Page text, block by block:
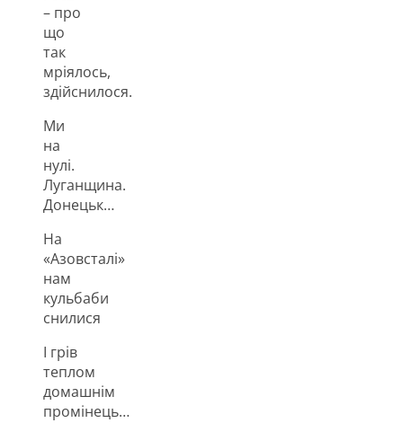
– про
що
так
мріялось,
здійснилося.
Ми
на
нулі.
Луганщина.
Донецьк…
На
«Азовсталі»
нам
кульбаби
снилися
І грів
теплом
домашнім
промінець…